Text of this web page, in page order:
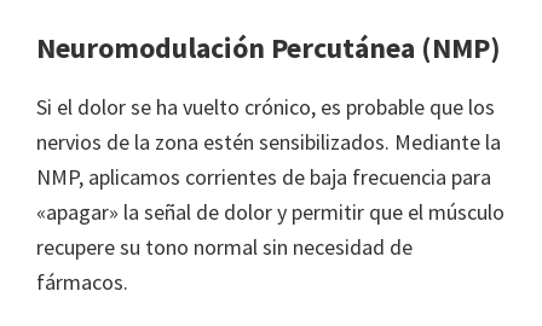
Neuromodulación Percutánea (NMP)
Si el dolor se ha vuelto crónico, es probable que los
nervios de la zona estén sensibilizados. Mediante la
NMP, aplicamos corrientes de baja frecuencia para
«apagar» la señal de dolor y permitir que el músculo
recupere su tono normal sin necesidad de
fármacos.